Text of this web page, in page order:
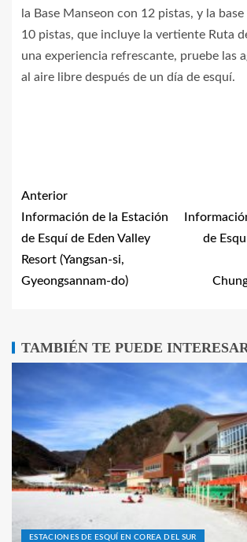
la Base Manseon con 12 pistas, y la
10 pistas, que incluye la vertiente Ruta
una experiencia refrescante, pruebe las
al aire libre después de un día de esquí.
Anterior
Información de la Estación
de Esquí de Eden Valley
Resort (Yangsan-si,
Gyeongsannam-do)
de
TAMBIÉN TE PUEDE
ESTACIONES DE ESQUÍ EN COREA DEL SUR